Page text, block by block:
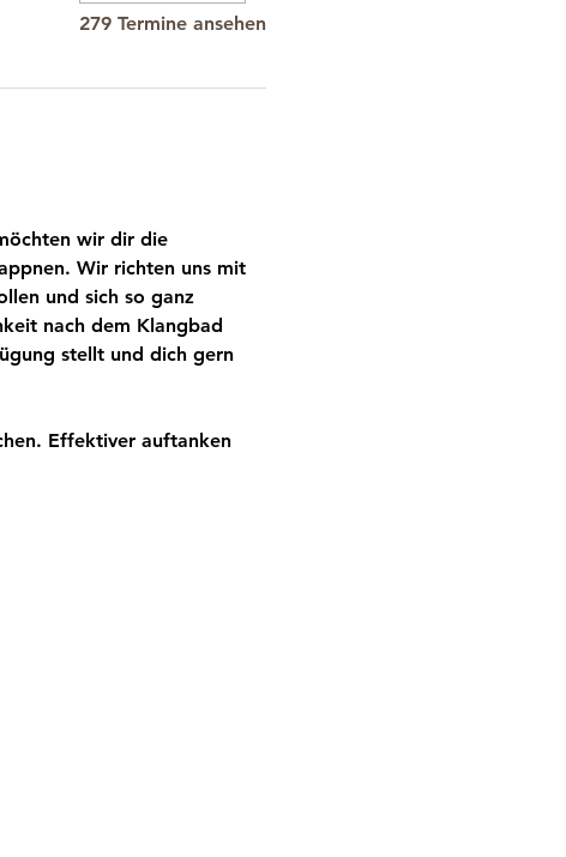
279 Termine ansehen
wir dir die
Wir richten uns mit
und sich so ganz
nach dem Klangbad
stellt und dich gern
Effektiver auftanken